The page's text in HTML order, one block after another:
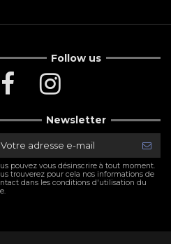
Follow us
Newsletter
pouvez vous désinscrire à tout moment.
trouverez pour cela nos informations de
dans les conditions d'utilisation du